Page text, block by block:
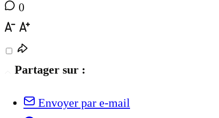
0
Partager sur :
Envoyer par e-mail